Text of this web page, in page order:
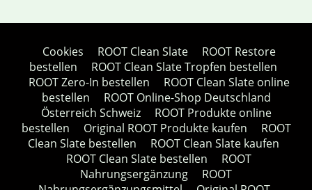
Cookies ROOT Clean Slate
ROOT Restore
bestellen
ROOT Clean Slate Tropfen bestellen
ROOT Zero-In bestellen
ROOT Clean Slate online
bestellen
ROOT Online-Shop Deutschland
Österreich Schweiz
ROOT Produkte online
bestellen
Original ROOT Produkte kaufen
ROOT
Clean Slate bestellen
ROOT Clean Slate kaufen
ROOT Clean Slate bestellen
ROOT
Nahrungsergänzung
ROOT